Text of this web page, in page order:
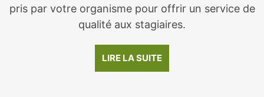
pris par votre organisme pour offrir un service de
qualité aux stagiaires.
LIRE LA SUITE